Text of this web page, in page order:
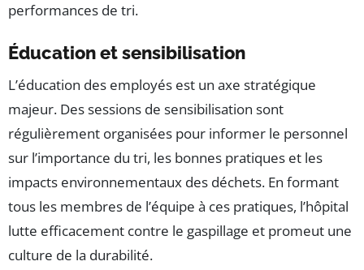
performances de tri.
Éducation et sensibilisation
L’éducation des employés est un axe stratégique
majeur. Des sessions de sensibilisation sont
régulièrement organisées pour informer le personnel
sur l’importance du tri, les bonnes pratiques et les
impacts environnementaux des déchets. En formant
tous les membres de l’équipe à ces pratiques, l’hôpital
lutte efficacement contre le gaspillage et promeut une
culture de la durabilité.